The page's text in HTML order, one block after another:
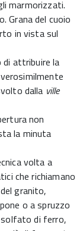
marmorizzati.
Grana del cuoio
in vista sul
attribuire la
dalla ville
non
la minuta
volta a
che richiamano
granito,
o a spruzzo
solfato di ferro,